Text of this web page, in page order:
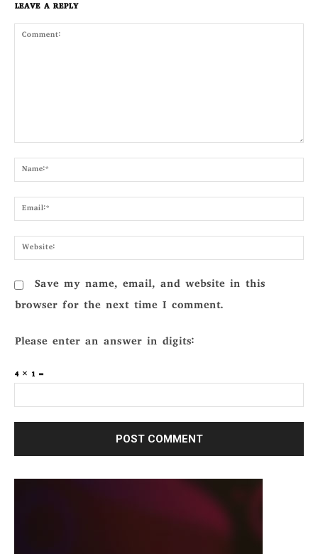
LEAVE A REPLY
Save my name, email, and website in this
browser for the next time I comment.
Please enter an answer in digits:
4 × 1 =